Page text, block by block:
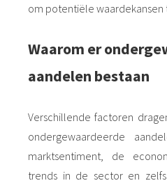
om potentiële waardekansen
Waarom er
aandelen bestaan
Verschillende factoren
ondergewaardeerde
marktsentiment, de
trends in de sector en zelfs